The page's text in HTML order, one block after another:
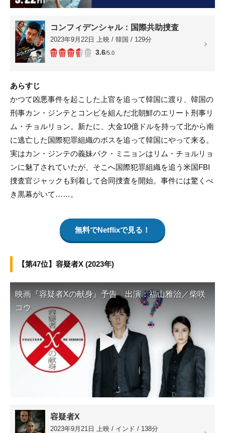
コンフィデンシャル：国際共助捜査
2023年9月22日 上映 / 韓国 / 129分
3.6/5.0
あらすじ
かつて凶悪事件を起こした上官を追って韓国に渡り、韓国の
刑事カン・ジンテとコンビを組んだ北朝鮮のエリート刑事リ
ム・チョルリョン。新たに、大金10億ドルを持って北から南
に逃亡した国際犯罪組織のボスを追って韓国にやって来る。
実はカン・ジンテの義妹パク・ミニョンはリム・チョルリョ
ンに魅了されていたが、そこへ国際犯罪組織を追う米国FBI
捜査官ジャックも到着して合同捜査を開始。事件には驚くべ
き黒幕がいて……。
無料でNetflixで見る！
【第47位】容疑者X (2023年)
映画『容疑者Xの献身』予告 出演：福山雅治／柴咲
コウ
▶
容疑者X
2023年9月21日 上映 / インド / 138分